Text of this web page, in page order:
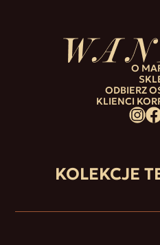
O
ODBIERZ
KLIENCI
KOLEKCJE